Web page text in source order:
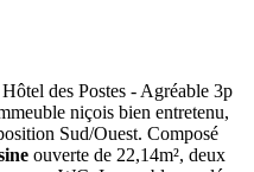
des Postes - Agréable 3p
niçois bien entretenu,
Sud/Ouest. Composé
ouverte de 22,14m², deux